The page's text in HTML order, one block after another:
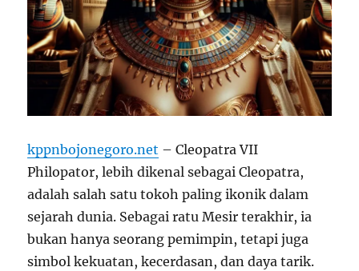
kppnbojonegoro.net – Cleopatra VII
Philopator, lebih dikenal sebagai Cleopatra,
adalah salah satu tokoh paling ikonik dalam
sejarah dunia. Sebagai ratu Mesir terakhir, ia
bukan hanya seorang pemimpin, tetapi juga
simbol kekuatan, kecerdasan, dan daya tarik.